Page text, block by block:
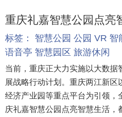
重庆礼嘉智慧公园点亮
标签： 智慧公园 公园 VR 智
语音亭 智慧园区 旅游休闲
当前，重庆正大力实施以大数据
展战略行动计划。重庆两江新
经济产业园等重点平台为引领，
庆礼嘉智慧公园点亮智慧生活，